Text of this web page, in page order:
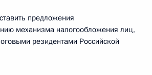
предложения
механизма налогообложения лиц,
резидентами Российской